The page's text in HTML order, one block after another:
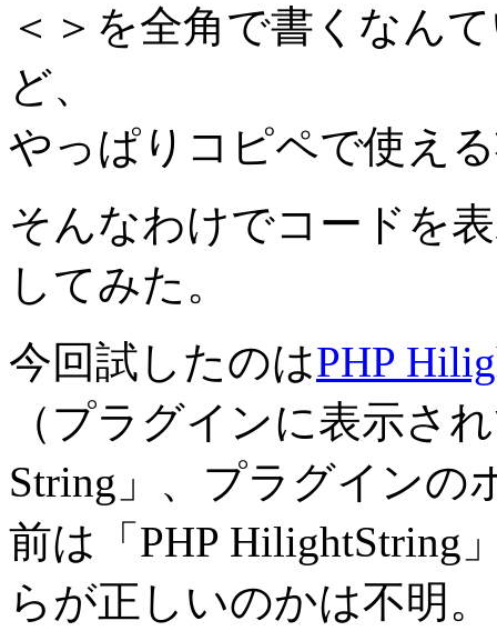
＜＞を全角で書くなん
ど、
やっぱりコピペで使え
そんなわけでコードを
してみた。
今回試したのはPHP
（プラグインに表示さ
String」、プラグインの
前は「PHP HilightString
らが正しいのかは不明